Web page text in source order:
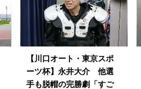
【川口オート・東京スポ
ーツ杯】永井大介 他選
手も脱帽の完勝劇「すご